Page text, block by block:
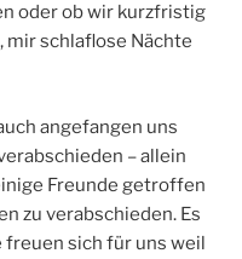
oder ob wir kurzfristig
mir schlaflose Nächte
angefangen uns
– allein
Freunde getroffen
zu verabschieden. Es
freuen sich für uns weil